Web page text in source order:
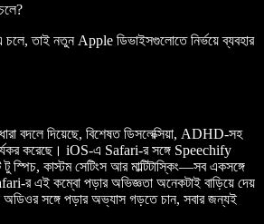
তাই নতুন Apple ডিভাইসগুলোতে নির্ভয়ে ব্যবহার
বদলে দিয়েছে, বিশেষত ডিসলেক্সিয়া, ADHD-সহ
করেছে। iOS-এ Safari-র সঙ্গে Speechify
টু স্পিচ, কাস্টম সেটিংস আর মাল্টিটাস্কিং—সব একসঙ্গে
র এই কম্বো পড়ার অভিজ্ঞতা অনেকটাই বাড়িয়ে দেয়
সঙ্গে পড়ার অভ্যাস গড়তে চান, সবার জন্যই